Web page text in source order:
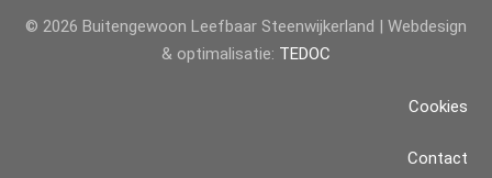
© 2026 Buitengewoon Leefbaar Steenwijkerland | Webdesign
& optimalisatie: TEDOC
Cookies
Contact